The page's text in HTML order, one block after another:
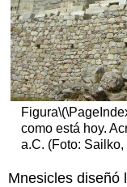
Figura
como está hoy.
a.C. (Foto: Sailko,
Mnesicles diseñó